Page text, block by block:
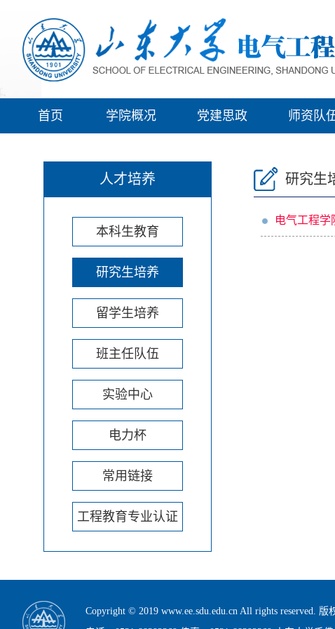
首页 学院概况 党建思政 师资队
人才培养
本科生教育
研究生培养
留学生培养
班主任队伍
实验中心
电力杯
常用链接
工程教育专业认证
研究生
电气工程学
Copyright © 2019 www.ee.sdu.edu.cn All rights reserved.